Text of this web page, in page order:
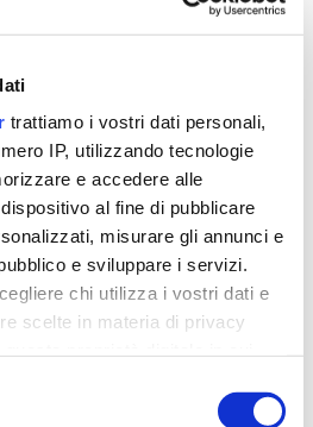
trattiamo i vostri dati personali,
IP, utilizzando tecnologie
e accedere alle
al fine di pubblicare
misurare gli annunci e
e sviluppare i servizi.
chi utilizza i vostri dati e
scelte in materia di privacy
in qualsiasi momento dalla
bisogna anche essere
nell’ascoltare il suo
costruire il più possibile
finire sul podio con una
è stata buona.
i tempi, era un po’
salita , ha fatto il suo
lo ha pagato in cima. Quindi
imparerà molto sul
parte del Muro. Siamo